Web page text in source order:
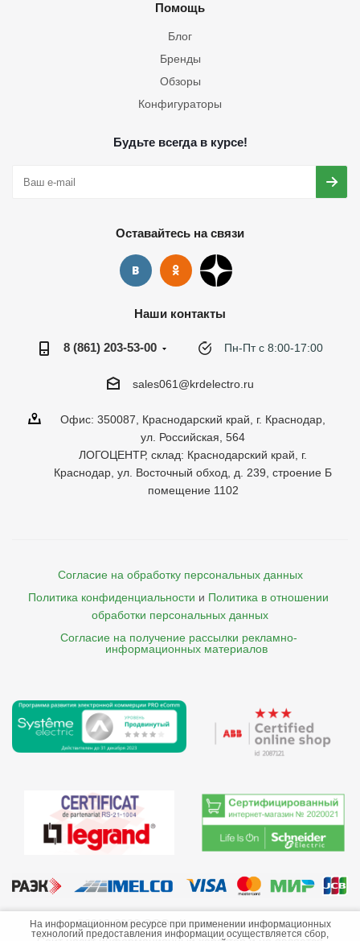
Помощь
Блог
Бренды
Обзоры
Конфигураторы
Будьте всегда в курсе!
Оставайтесь на связи
Наши контакты
8 (861) 203-53-00 Пн-Пт с 8:00-17:00
sales061@krdelectro.ru
Офис: 350087, Краснодарский край, г. Краснодар,
ул. Российская, 564
ЛОГОЦЕНТР, склад: Краснодарский край, г.
Краснодар, ул. Восточный обход, д. 239, строение Б
помещение 1102
Согласие на обработку персональных данных
Политика конфиденциальности и Политика в отношении
обработки персональных данных
Согласие на получение рассылки рекламно-
    информационных материалов
©2013-2026 ООО «Краснодарэлектро»
На информационном ресурсе при применении информационных
технологий предоставления информации осуществляется сбор,